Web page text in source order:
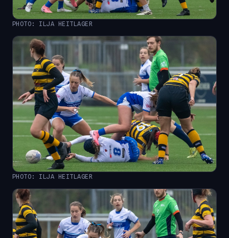
PHOTO: ILJA HEITLAGER
PHOTO: ILJA HEITLAGER